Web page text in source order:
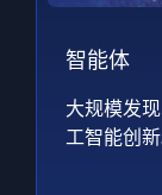
智能体
大规模发
工智能创新